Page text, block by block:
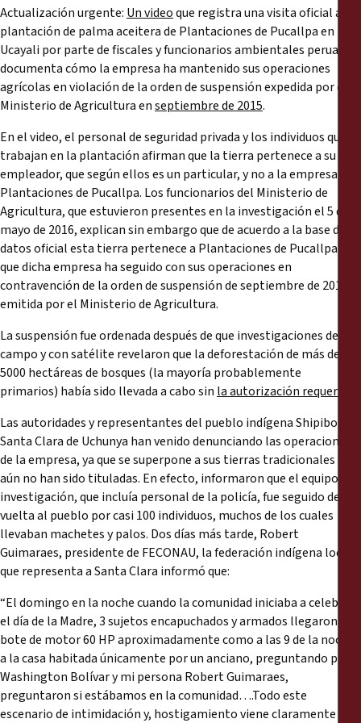
Actualización urgente: Un videoque registra una visita oficial a la
plantación de palma aceitera de Plantaciones de Pucallpa en
Ucayali por parte de fiscales y funcionarios ambientales peruanos
documenta cómo la empresa ha mantenido sus operaciones
agrícolas en violación de la orden de suspensión expedida por el
Ministerio de Agricultura enseptiembre de 2015.
En el video, el personal de seguridad privada y los individuos que
trabajan en la plantación afirman que la tierra pertenece a su
empleador, que según ellos es un particular, y no a la empresa
Plantaciones de Pucallpa. Los funcionarios del Ministerio de
Agricultura, que estuvieron presentes en la investigación el 5 de
mayo de 2016, explican sin embargo que de acuerdo a la base de
datos oficial esta tierra pertenece a Plantaciones de Pucallpa y
que dicha empresa ha seguido con sus operaciones en
contravención de la orden de suspensión de septiembre de 2015
emitida por el Ministerio de Agricultura.
La suspensión fue ordenada después de que investigaciones de
campo y con satélite revelaron que la deforestación de más de
5000 hectáreas de bosques (la mayoría probablemente
primarios) había sido llevada a cabo sin la autorización requerida
Las autoridades y representantes del pueblo indígena Shipibo de
Santa Clara de Uchunya han venido denunciando las operaciones
de la empresa, ya que se superpone a sus tierras tradicionales que
aún no han sido tituladas. En efecto, informaron que el equipo de
investigación, que incluía personal de la policía, fue seguido de
vuelta al pueblo por casi 100 individuos, muchos de los cuales
llevaban machetes y palos. Dos días más tarde, Robert
Guimaraes, presidente de FECONAU, la federación indígena local
que representa a Santa Clara informó que:
“El domingo en la noche cuando la comunidad iniciaba a celebrar
el día de la Madre, 3 sujetos encapuchados y armados llegaron en
bote de motor 60 HP aproximadamente como a las 9 de la noche
a la casa habitada únicamente por un anciano, preguntando por
Washington Bolívar y mi persona Robert Guimaraes,
preguntaron si estábamos en la comunidad….Todo este
escenario de intimidación y, hostigamiento viene claramente de